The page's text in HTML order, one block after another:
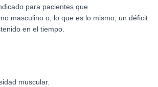
para pacientes que
masculino o, lo que es lo mismo, un déficit
en el tiempo.
muscular.